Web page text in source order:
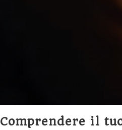
Comprendere il